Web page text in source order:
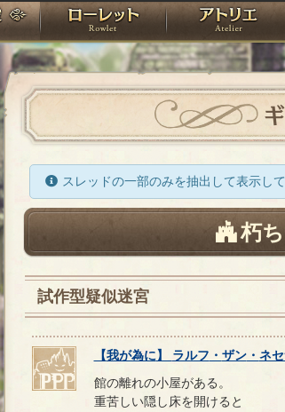
PandoraPartyProject
神殿 ローレット
スレッドの一部のみを抽出して表示して
朽
試作型疑似迷宮
【我が為に】 ラルフ ・ ザン・ ネ
館の離れの小屋がある。
重苦しい隠し床を開けると